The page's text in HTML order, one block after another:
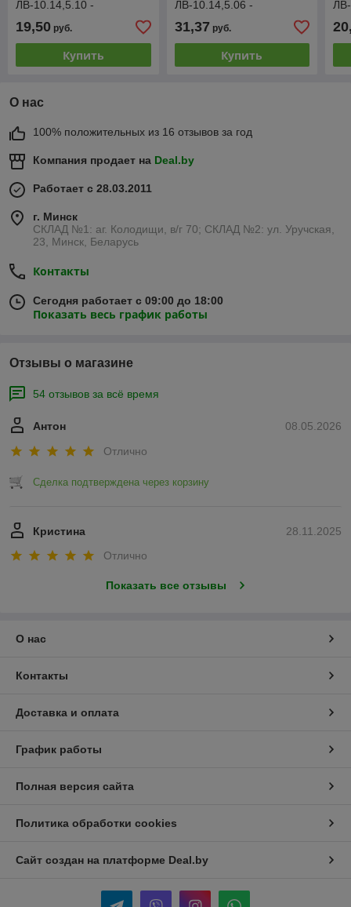
ЛВ-10.14,5.10 -
19,50 руб.
Купить
ЛВ-10.14,5.06 -
пластиковый (усиленный)
31,37 руб.
Купить
О нас
100% положительных из 16 отзывов за год
Компания продает на Deal.by
Работает с 28.03.2011
г. Минск
СКЛАД №1: аг. Колодищи, в/г 70; СКЛАД №2: ул. Уручская,
23, Минск, Беларусь
Контакты
Сегодня работает с 09:00 до 18:00
Показать весь график работы
Отзывы о магазине
54 отзывов за всё время
08.05.2026
Антон
Отлично
Сделка подтверждена через корзину
28.11.2025
Кристина
Отлично
Показать все отзывы
О нас
Контакты
Доставка и оплата
График работы
Полная версия сайта
Политика обработки cookies
Сайт создан на платформе Deal.by